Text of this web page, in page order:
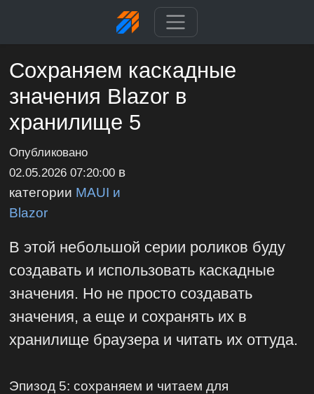
Сохраняем каскадные
значения Blazor в
хранилище 5
Опубликовано
02.05.2026 07:20:00 в
категории MAUI и
Blazor
В этой небольшой серии роликов буду
создавать и использовать каскадные
значения. Но не просто создавать
значения, а еще и сохранять их в
хранилище браузера и читать их оттуда.
Эпизод 5: сохраняем и читаем для